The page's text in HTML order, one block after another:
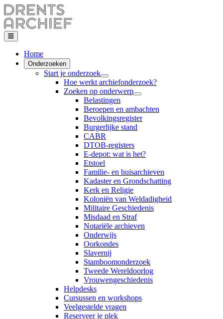
Home
Onderzoeken
Start je onderzoek
Hoe werkt archiefonderzoek?
Zoeken op onderwerp
Belastingen
Beroepen en ambachten
Bevolkingsregister
Burgerlijke stand
CABR
DTOB-registers
E-depot: wat is het?
Etstoel
Familie- en huisarchieven
Kadaster en Grondschatting
Kerk en Religie
Koloniën van Weldadigheid
Militaire Geschiedenis
Misdaad en Straf
Notariële archieven
Onderwijs
Oorkondes
Slavernij
Stamboomonderzoek
Tweede Wereldoorlog
Vrouwengeschiedenis
Helpdesks
Cursussen en workshops
Veelgestelde vragen
Reserveer je plek